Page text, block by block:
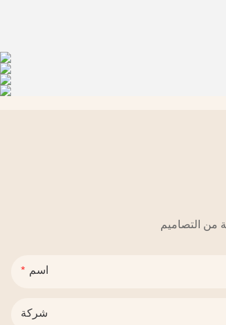
اسم
شركة